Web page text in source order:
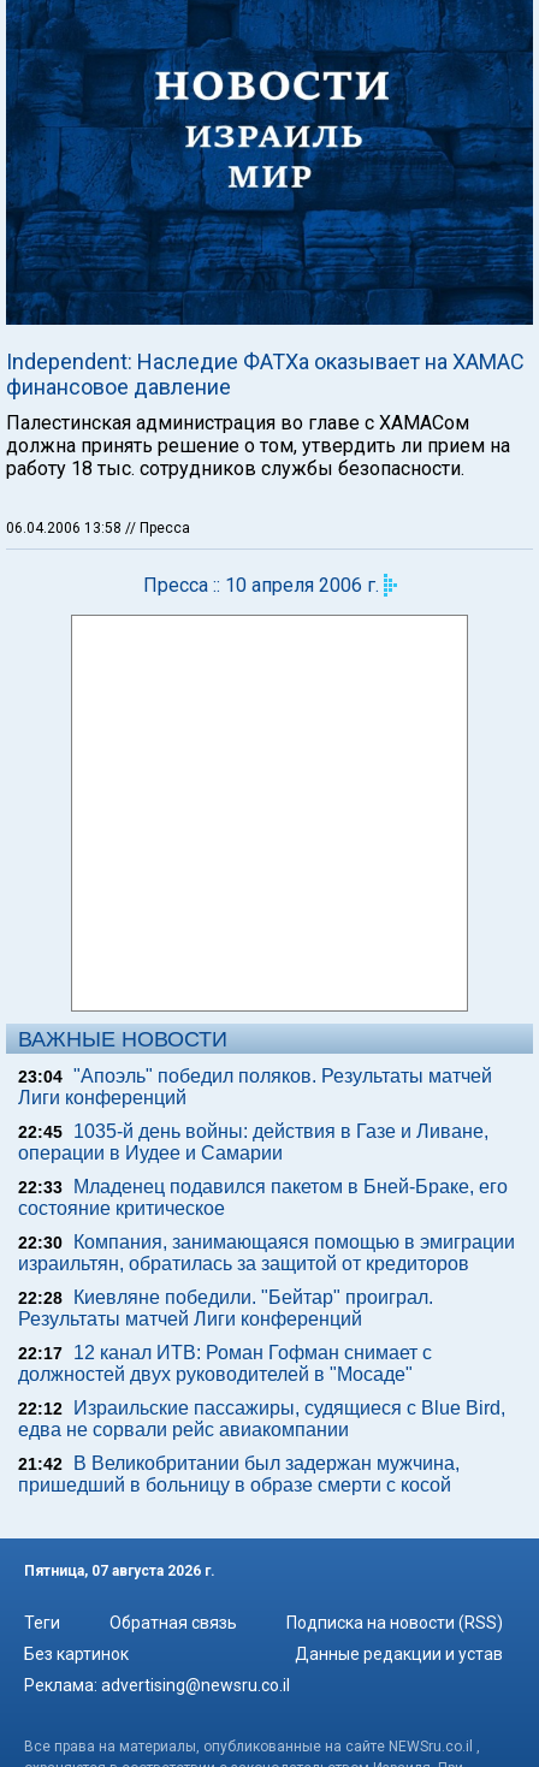
Independent: Наследие ФАТХа оказывает на ХАМАС
финансовое давление
Палестинская администрация во главе с ХАМАСом
должна принять решение о том, утвердить ли прием на
работу 18 тыс. сотрудников службы безопасности.
06.04.2006 13:58 // Пресса
Пресса :: 10 апреля 2006 г.
ВАЖНЫЕ НОВОСТИ
23:04 "Апоэль" победил поляков. Результаты матчей
Лиги конференций
22:45
1035-й день войны: действия в Газе и Ливане,
операции в Иудее и Самарии
22:33
Младенец подавился пакетом в Бней-Браке, его
состояние критическое
22:30
Компания, занимающаяся помощью в эмиграции
израильтян, обратилась за защитой от кредиторов
22:28
Киевляне победили. "Бейтар" проиграл.
Результаты матчей Лиги конференций
22:17
12 канал ИТВ: Роман Гофман снимает с
должностей двух руководителей в "Мосаде"
22:12
Израильские пассажиры, судящиеся с Blue Bird,
едва не сорвали рейс авиакомпании
21:42
В Великобритании был задержан мужчина,
пришедший в больницу в образе смерти с косой
Пятница, 07 августа 2026 г.
Теги Обратная связь
Подписка на новости (RSS)
Без картинок
Данные редакции и устав
Реклама: advertising@newsru.co.il
Все права на материалы, опубликованные на сайте NEWSru.co.il ,